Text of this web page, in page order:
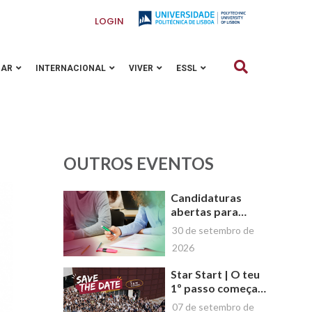
LOGIN
INTERNACIONAL VIVER ESSL
OUTROS EVENTOS
Candidaturas
abertas para
Novos Cursos de
Escola Superior de
(ESSL)
30 de setembro de
2026
Star Start | O teu
1º passo começa
aqui!
07 de setembro de